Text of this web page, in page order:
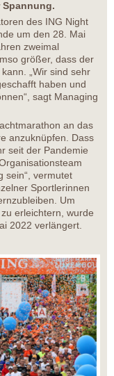
des ING Night
um den 28. Mai
zweimal
größer, dass der
„Wir sind sehr
haben und
sagt Managing
an das
anzuknüpfen. Dass
seit der Pandemie
sein“, vermutet
Sportlerinnen
Um
erleichtern, wurde
2022 verlängert.